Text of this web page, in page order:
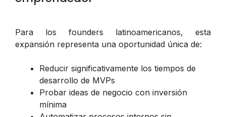
Para los founders latinoamericanos, esta
expansión representa una oportunidad única de:
Reducir significativamente los tiempos de
desarrollo de MVPs
Probar ideas de negocio con inversión
mínima